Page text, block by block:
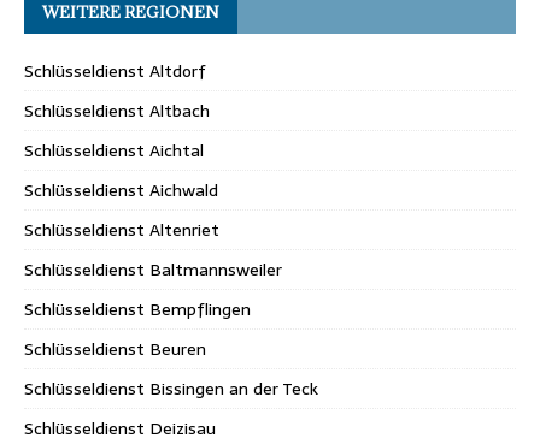
WEITERE REGIONEN
Schlüsseldienst Altdorf
Schlüsseldienst Altbach
Schlüsseldienst Aichtal
Schlüsseldienst Aichwald
Schlüsseldienst Altenriet
Schlüsseldienst Baltmannsweiler
Schlüsseldienst Bempflingen
Schlüsseldienst Beuren
Schlüsseldienst Bissingen an der Teck
Schlüsseldienst Deizisau